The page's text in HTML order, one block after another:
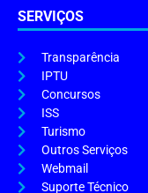
SERVIÇOS
Transparência
IPTU
Concursos
ISS
Turismo
Outros Serviços
Webmail
Suporte Técnico